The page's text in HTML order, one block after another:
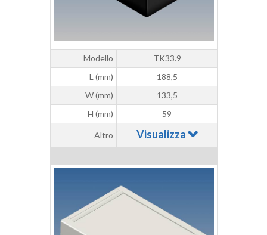
Modello
TK33.9
L (mm)
188,5
W (mm)
133,5
H (mm)
59
Altro Visualizza